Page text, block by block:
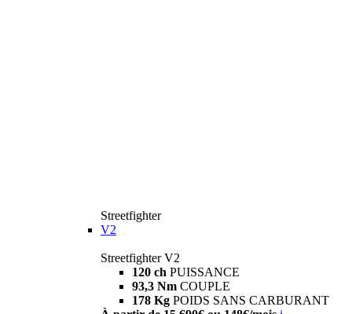
Streetfighter
V2
Streetfighter V2
120 ch PUISSANCE
93,3 Nm COUPLE
178 Kg POIDS SANS CARBURANT